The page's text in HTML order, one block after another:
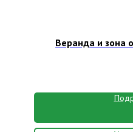
Веранда и зона